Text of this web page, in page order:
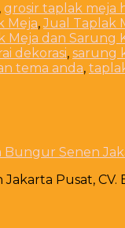
, grosir taplak meja
Meja,Jual Taplak
Meja dan Sarung
dekorasi, sarung
tema anda,
Senen
Pusat, CV.